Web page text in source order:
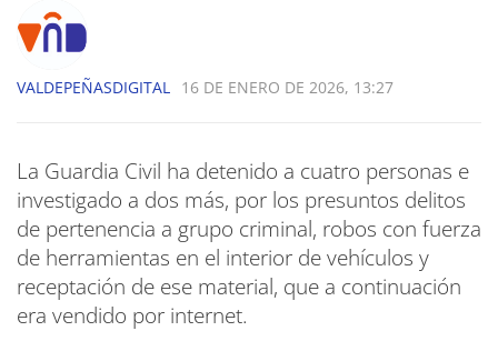
VALDEPEÑASDIGITAL 16 DE ENERO DE 2026, 13:27
La Guardia Civil ha detenido a cuatro personas e
investigado a dos más, por los presuntos delitos
de pertenencia a grupo criminal, robos con fuerza
de herramientas en el interior de vehículos y
receptación de ese material, que a continuación
era vendido por internet.